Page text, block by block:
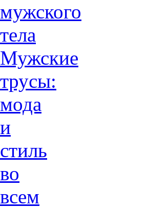
мужского
тела
Мужские
трусы:
мода
и
стиль
во
всем